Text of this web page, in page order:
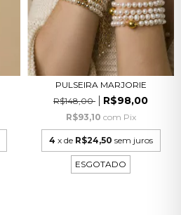
PULSEIRA MARJORIE
R$148,00
R$98,00
R$93,10 com Pix
4 x de R$24,50 sem juros
ESGOTADO